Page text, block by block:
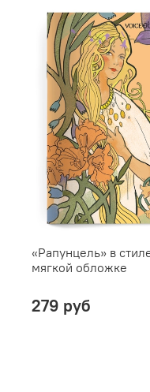
«Рапунцель» в
мягкой обложке
279 руб